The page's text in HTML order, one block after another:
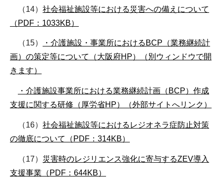
（14） 社会福祉施設等における災害への備えについて
（PDF：1033KB）
（15）
・介護施設・事業所におけるBCP（業務継続計
画）の策定等について（大阪府HP）（別ウィンドウで開
きます）
・介護施設事業所における業務継続計画（BCP）作成
支援に関する研修（厚労省HP）（外部サイトへリンク）
（16） 社会福祉施設等におけるレジオネラ症防止対策
の徹底について（PDF：314KB）
（17） 災害時のレジリエンス強化に寄与するZEV導入
支援事業（PDF：644KB）